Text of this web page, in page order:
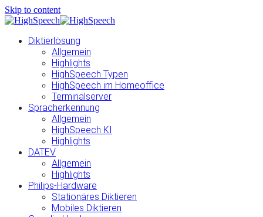
Skip to content
Diktierlösung
Allgemein
Highlights
HighSpeech Typen
HighSpeech im Homeoffice
Terminalserver
Spracherkennung
Allgemein
HighSpeech KI
Highlights
DATEV
Allgemein
Highlights
Philips-Hardware
Stationäres Diktieren
Mobiles Diktieren